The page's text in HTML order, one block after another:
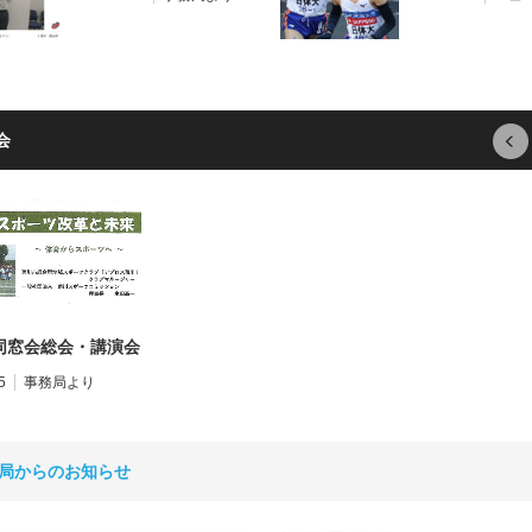
窓会総会・講演会
事務局より
からのお知らせ